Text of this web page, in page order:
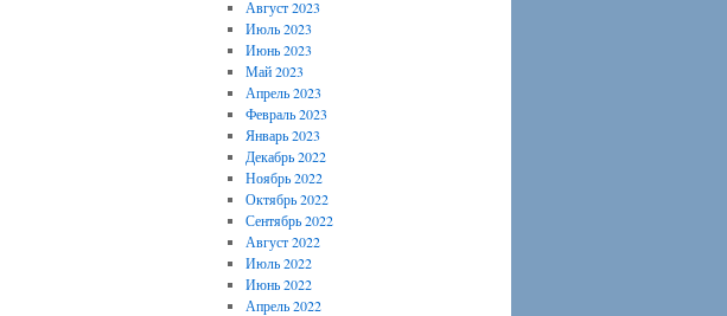
Август 2023
Июль 2023
Июнь 2023
Май 2023
Апрель 2023
Февраль 2023
Январь 2023
Декабрь 2022
Ноябрь 2022
Октябрь 2022
Сентябрь 2022
Август 2022
Июль 2022
Июнь 2022
Апрель 2022